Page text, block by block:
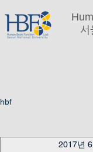
서
hbf
2017년